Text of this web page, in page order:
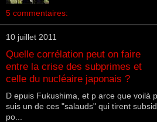
5 commentaires:
10 juillet 2011
Quelle corrélation peut on faire
entre la crise des subprimes et
celle du nucléaire japonais ?
D epuis Fukushima, et p arce que voilà
suis un de ces "salauds" qui tirent
po...